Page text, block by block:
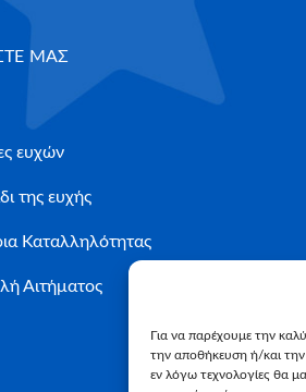
Για να παρέχουμε την
την αποθήκευση ή/και
εν λόγω τεχνολογίες θα
ΜΑΣ
ευχών
της ευχής
Καταλληλότητας
Αιτήματος